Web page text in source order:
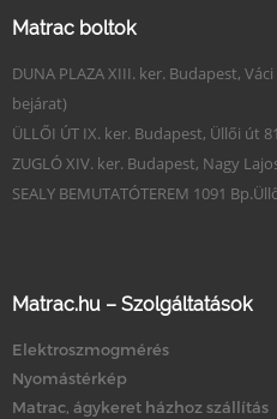
Matrac boltok
DUNA PLAZA XIII. ker. Budapest,
bejárat)
ÜLLŐI ÚT IX. ker. Budapest, Üllői út
ZUGLÓ XIV. ker. Budapest, Nagy
SEALY BEMUTATÓTEREM 1091
Matrac.hu – Szolgáltatások
Elektroszmogmérés
Nyomástérkép
Matrac, ágykeret házhoz szállítás